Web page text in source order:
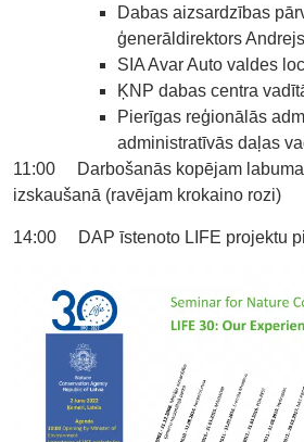
Dabas aizsardzības
ģenerāldirektors
SIA Avar Auto valdes
ĶNP dabas centra
Pierīgas reģionālās
administratīvās daļas
11:00 Darbošanās kopējam
izskaušanā (ravējam krokaino rozi)
14:00 DAP īstenoto LIFE projektu